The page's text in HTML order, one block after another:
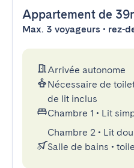
Appartement de
Max. 3 voyageurs • rez-
Arrivée autonome
Nécessaire de
de lit inclus
Chambre 1 • Lit
Chambre 2 • Lit
Salle de bains •